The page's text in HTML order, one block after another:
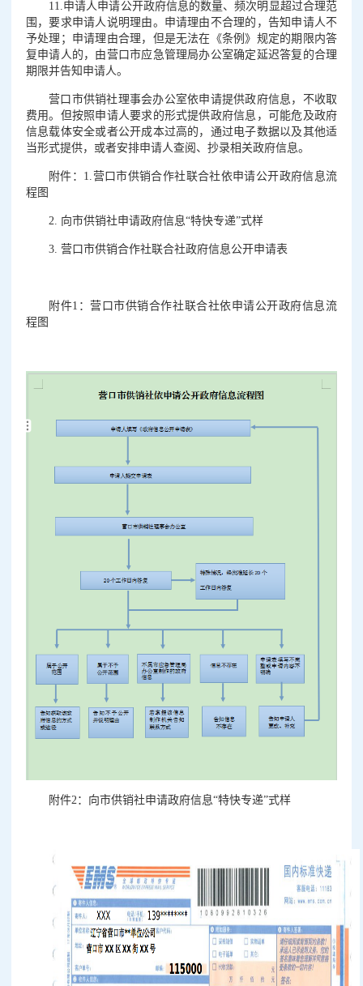
11.申请人申请公开政府信息的数量、频次明显超过合理范
围，要求申请人说明理由。申请理由不合理的，告知申请人不
予处理；申请理由合理，但是无法在《条例》规定的期限内答
复申请人的，由营口市应急管理局办公室确定延迟答复的合理
期限并告知申请人。
营口市供销社理事会办公室依申请提供政府信息，不收取
费用。但按照申请人要求的形式提供政府信息，可能危及政府
信息载体安全或者公开成本过高的，通过电子数据以及其他适
当形式提供，或者安排申请人查阅、抄录相关政府信息。
附件：1.营口市供销合作社联合社依申请公开政府信息流
程图
2. 向市供销社申请政府信息“特快专递”式样
3. 营口市供销合作社联合社政府信息公开申请表
附件1： 营口市供销合作社联合社依申请公开政府信息流
程图
附件2： 向市供销社申请政府信息“特快专递”式样